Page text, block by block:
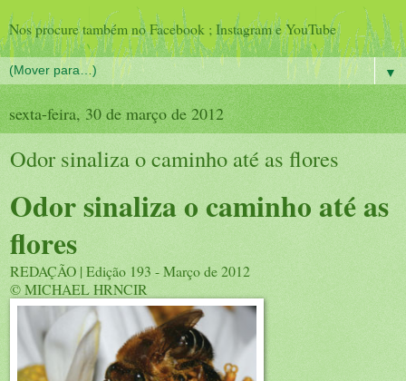
Nos procure também no Facebook ; Instagram e YouTube
▼
sexta-feira, 30 de março de 2012
Odor sinaliza o caminho até as flores
Odor sinaliza o caminho até as
flores
REDAÇÃO | Edição 193 - Março de 2012
© MICHAEL HRNCIR